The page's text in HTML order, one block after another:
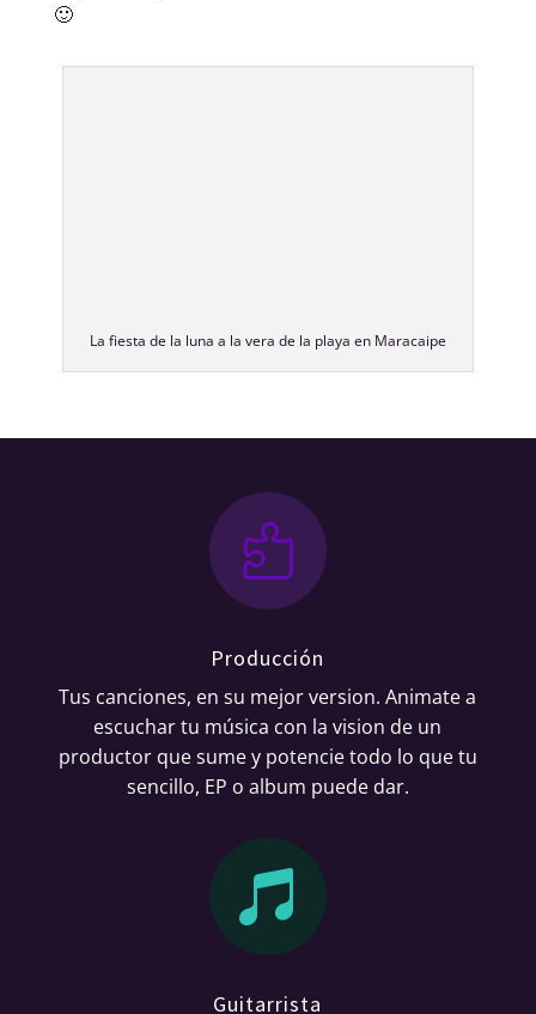
🙂
La fiesta de la luna a la vera de la playa en Maracaipe

Producción
Tus canciones, en su mejor version. Animate a
escuchar tu música con la vision de un
productor que sume y potencie todo lo que tu
sencillo, EP o album puede dar.

Guitarrista